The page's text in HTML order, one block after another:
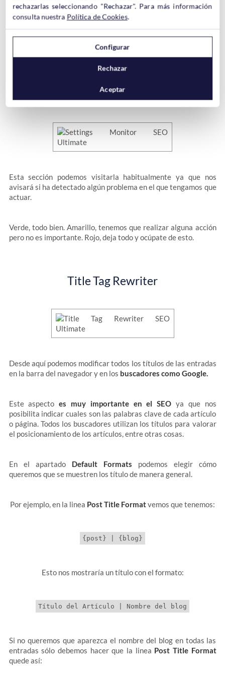
Settings Monitor
Esta sección podemos visitarla habitualmente ya que nos
avisará si ha detectado algún problema en el que tengamos que
actuar.
Verde, todo bien. Amarillo, tenemos que realizar alguna acción
pero no es importante. Rojo, deja todo y ocúpate de esto.
Title Tag Rewriter
Desde aquí podemos modificar todos los títulos de las entradas
en la barra del navegador y en los buscadores como Google.
Este aspectoes muy importante en el SEO ya que nos
posibilita indicar cuales son las palabras clave de cada artículo
o página. Todos los buscadores utilizan los títulos para valorar
el posicionamiento de los artículos, entre otras cosas.
En el apartado Default Formats podemos elegir cómo
queremos que se muestren los título de manera general.
Por ejemplo, en la linea Post Title Formatvemos que tenemos:
Esto nos mostraría un título con el formato:
Si no queremos que aparezca el nombre del blog en todas las
entradas sólo debemos hacer que la linea Post Title Format
quede así:
rechazarlas seleccionando "Rechazar". Para más información
consulta nuestra Política de Cookies.
Configurar
Rechazar
Aceptar